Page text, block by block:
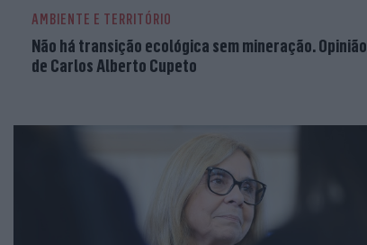
AMBIENTE E TERRITÓRIO
Não há transição ecológica sem mineração. Opinião
de Carlos Alberto Cupeto